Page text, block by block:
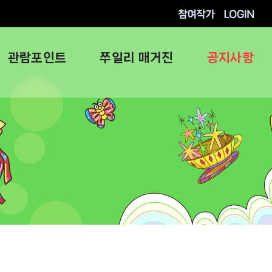
참여작가
관람포인트 쭈일리 매거진 공지사항